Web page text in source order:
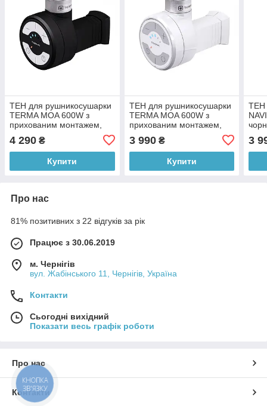
ТЕН для рушникосушарки
TERMA MOA 600W з
прихованим монтажем,
4 290 ₴
Купити
ТЕН для рушникосушарки
TERMA MOA 600W з
прихованим монтажем,
3 990₴
Купити
ТЕН
3
Про нас
81% позитивних з 22 відгуків за рік
Працює з 30.06.2019
м. Чернігів
вул. Жабінського 11, Чернігів, Україна
Контакти
Сьогодні вихідний
Показати весь графік роботи
Про нас
Контакти
КНОПКА
ЗВ'ЯЗКУ